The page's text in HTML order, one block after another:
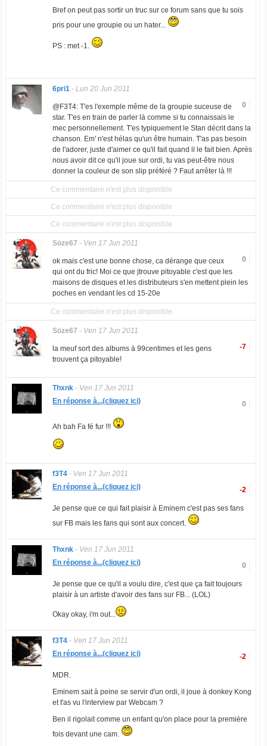
Bref on peut pas sortir un truc sur ce forum sans que tu sois
pris pour une groupie ou un hater...
PS : met -1.
6pri1- Lun 20 Jun 2011
0
@F3T4: T'es l'exemple même de la groupie suceuse de
star. T'es en train de parler là comme si tu connaissais le
mec personnellement. T'es typiquement le Stan décrit dans la
chanson. Em' n'est hélas qu'un être humain. T'as pas besoin
de l'adorer, juste d'aimer ce qu'il fait quand il le fait bien. Après
nous avoir dit ce qu'il joue sur ordi, tu vas peut-être nous
donner la couleur de son slip préféré ? Faut arrêter là !!!
Ce commentaire n'est plus disponible
Ce commentaire n'est plus disponible
Ce commentaire n'est plus disponible
Söze67 - Ven 17 Jun 2011
0
ok mais c'est une bonne chose, ca dérange que ceux
qui ont du fric! Moi ce que jtrouve pitoyable c'est que les
maisons de disques et les distributeurs s'en mettent plein les
poches en vendant les cd 15-20e
Ce commentaire n'est plus disponible
Söze67 - Ven 17 Jun 2011
-7
la meuf sort des albums à 99centimes et les gens
trouvent ça pitoyable!
Thxnk- Ven 17 Jun 2011
0
En réponse à...(cliquez ici)
Ah bah Fa fé fur !!!
f3T4- Ven 17 Jun 2011
-2
En réponse à...(cliquez ici)
Je pense que ce qui fait plaisir à Eminem c'est pas ses fans
sur FB mais les fans qui sont aux concert.
Thxnk- Ven 17 Jun 2011
0
En réponse à...(cliquez ici)
Je pense que ce qu'il a voulu dire, c'est que ça fait toujours
plaisir à un artiste d'avoir des fans sur FB... (LOL)
Okay okay, i'm out...
f3T4- Ven 17 Jun 2011
-2
En réponse à...(cliquez ici)
MDR.
Eminem sait à peine se servir d'un ordi, il joue à donkey Kong
et t'as vu l'interview par Webcam ?
Ben il rigolait comme un enfant qu'on place pour la première
fois devant une cam.